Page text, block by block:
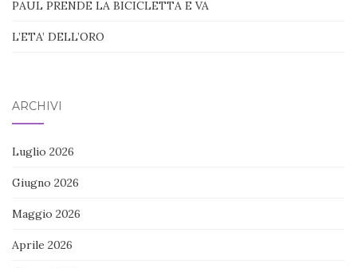
PAUL PRENDE LA BICICLETTA E VA
L’ETA’ DELL’ORO
ARCHIVI
Luglio 2026
Giugno 2026
Maggio 2026
Aprile 2026